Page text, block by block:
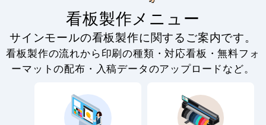
看板製作メニュー
サインモールの看板製作に関するご案内です。
看板製作の流れから印刷の種類・対応看板・無料フォ
ーマットの配布・入稿データのアップロードなど。